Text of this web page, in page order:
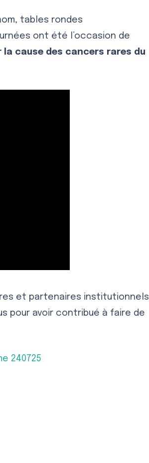
tables rondes
ont été l’occasion de
cause des cancers rares du
et partenaires institutionnels
pour avoir contribué à faire de
240725